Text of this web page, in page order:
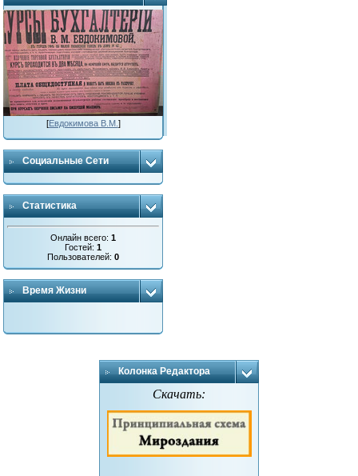
[Евдокимова В.М. ]
Социальные Сети
Статистика
Онлайн всего:1
Гостей:1
Пользователей:0
Время Жизни
Колонка Редактора
Скачать: